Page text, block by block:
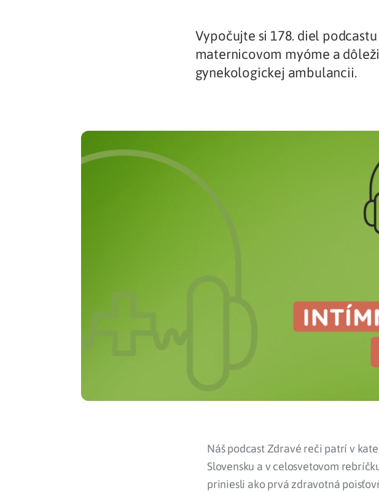
Zdravotné poistenie pre cudzincov
Vypočujte si 178. diel
maternicovom myóme a
gynekologickej ambulancii.
Náš podcast Zdravé reči patrí v
Slovensku a v celosvetovom
priniesli ako prvá zdravotná